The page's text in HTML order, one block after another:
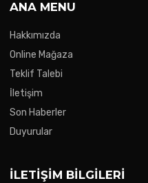
ANA MENU
Hakkımızda
Online Mağaza
Teklif Talebi
İletişim
Son Haberler
Duyurular
İLETIŞIM BILGILERI